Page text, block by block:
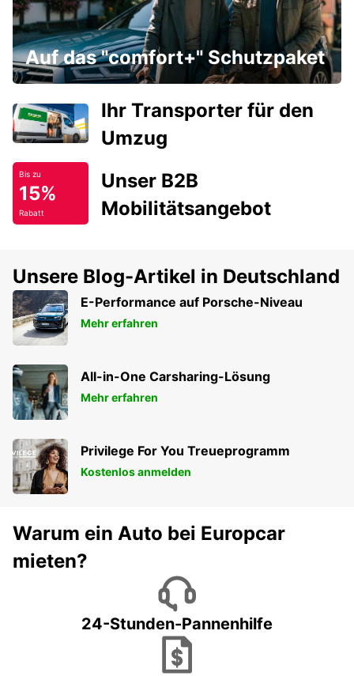
Auf das "comfort+" Schutzpaket
Ihr Transporter für den
Umzug
Bis zu
15%
Rabatt
Unser B2B
Mobilitätsangebot
Unsere Blog-Artikel in Deutschland
E-Performance auf Porsche-Niveau
Mehr erfahren
All-in-One Carsharing-Lösung
Mehr erfahren
Privilege For You Treueprogramm
Kostenlos anmelden
Warum ein Auto bei Europcar
mieten?
24-Stunden-Pannenhilfe